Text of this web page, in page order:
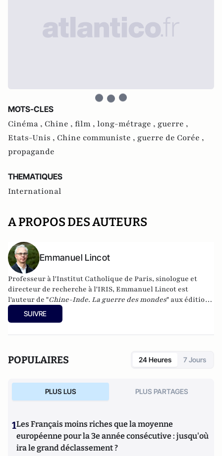
MOTS-CLES
Cinéma , Chine , film , long-métrage , guerre ,
Etats-Unis , Chine communiste , guerre de Corée ,
propagande
THEMATIQUES
International
A PROPOS DES AUTEURS
Emmanuel Lincot
Professeur à l'Institut Catholique de Paris, sinologue et
directeur de recherche à l'IRIS, Emmanuel Lincot est
l'auteur de "Chine-Inde. La guerre des mondes" aux éditions
Le Cerf (à paraître le 27 février).
SUIVRE
POPULAIRES 24 Heures 7 Jours
PLUS LUS PLUS PARTAGES
1Les Français moins riches que la moyenne
européenne pour la 3e année consécutive : jusqu'où
ira le grand déclassement ?